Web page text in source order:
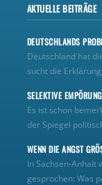
AKTUELLE BEITRÄGE
DEUTSCHLANDS
Deutschland hat
sucht die
SELEKTIVE EMPÖRUNG
Es ist schon
der Spiegel
WENN DIE ANGST
In Sachsen-Anhalt
gesprochen: Was